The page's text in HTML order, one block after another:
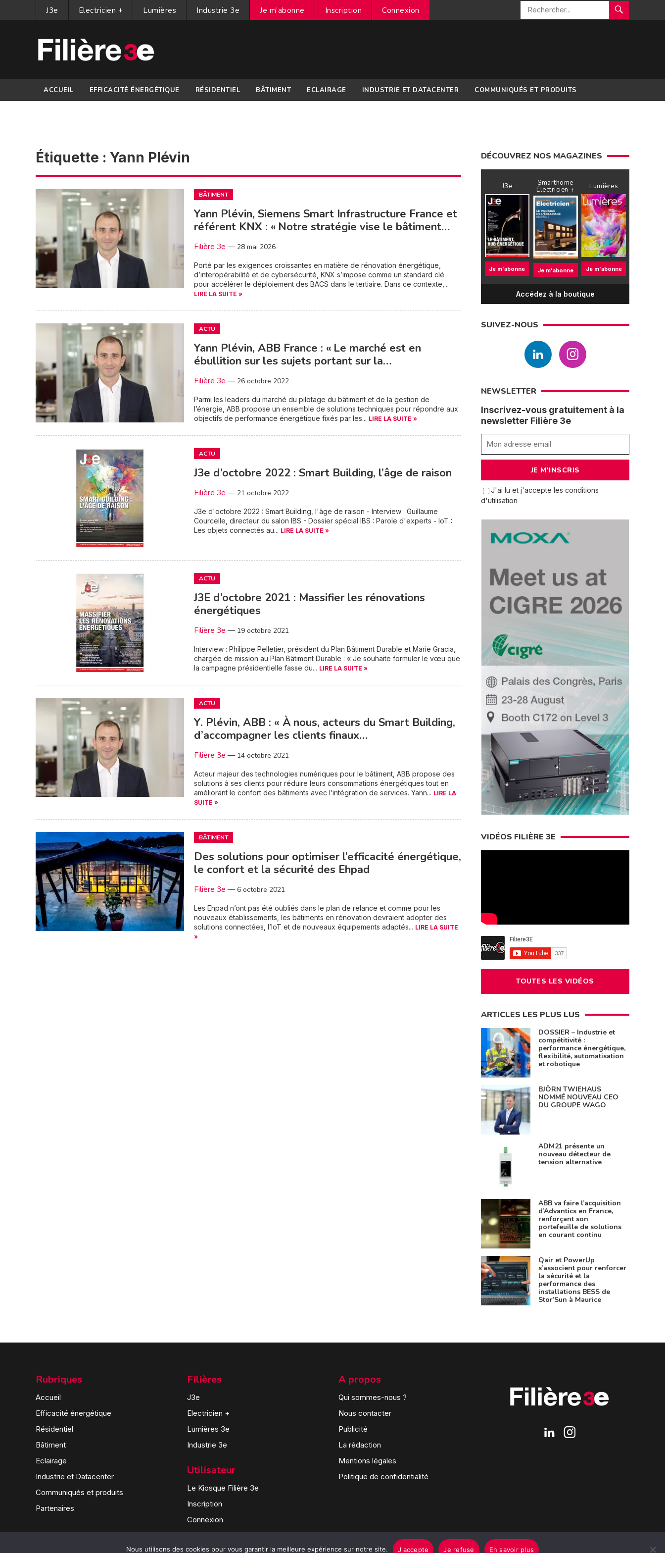
J3e Electricien + Lumières Industrie 3e Je m’abonne Inscription Connexion
ACCUEIL EFFICACITÉ ÉNERGÉTIQUE RÉSIDENTIEL BÂTIMENT ECLAIRAGE INDUSTRIE ET DATACENTER COMMUNIQUÉS ET PRODUITS
Étiquette : Yann Plévin
BÂTIMENT
Yann Plévin, Siemens Smart Infrastructure France et
référent KNX : « Notre stratégie vise le bâtiment…
Filière 3e — 28 mai 2026
Porté par les exigences croissantes en matière de rénovation énergétique,
d’interopérabilité et de cybersécurité, KNX s’impose comme un standard clé
pour accélérer le déploiement des BACS dans le tertiaire. Dans ce contexte,...
LIRE LA SUITE »
ACTU
Yann Plévin, ABB France : « Le marché est en
ébullition sur les sujets portant sur la…
Filière 3e — 26 octobre 2022
Parmi les leaders du marché du pilotage du bâtiment et de la gestion de
l’énergie, ABB propose un ensemble de solutions techniques pour répondre aux
objectifs de performance énergétique fixés par les... LIRE LA SUITE »
ACTU
J3e d’octobre 2022 : Smart Building, l’âge de raison
Filière 3e — 21 octobre 2022
J3e d'octobre 2022 : Smart Building, l'âge de raison - Interview : Guillaume
Courcelle, directeur du salon IBS - Dossier spécial IBS : Parole d'experts - IoT :
Les objets connectés au... LIRE LA SUITE »
ACTU
J3E d’octobre 2021 : Massifier les rénovations
énergétiques
Filière 3e — 19 octobre 2021
Interview : Philippe Pelletier, président du Plan Bâtiment Durable et Marie Gracia,
chargée de mission au Plan Bâtiment Durable : « Je souhaite formuler le vœu que
la campagne présidentielle fasse du... LIRE LA SUITE »
ACTU
Y. Plévin, ABB : « À nous, acteurs du Smart Building,
d’accompagner les clients finaux…
Filière 3e — 14 octobre 2021
Acteur majeur des technologies numériques pour le bâtiment, ABB propose des
solutions à ses clients pour réduire leurs consommations énergétiques tout en
améliorant le confort des bâtiments avec l’intégration de services. Yann... LIRE LA
SUITE »
BÂTIMENT
Des solutions pour optimiser l’efficacité énergétique,
le confort et la sécurité des Ehpad
Filière 3e —6 octobre 2021
Les Ehpad n’ont pas été oubliés dans le plan de relance et comme pour les
nouveaux établissements, les bâtiments en rénovation devraient adopter des
solutions connectées, l’IoT et de nouveaux équipements adaptés... LIRE LA SUITE
»
DÉCOUVREZ NOS MAGAZINES
J3e
Je m'abonne
Smarthome
Électricien +
Je m'abonne
Lumières
Je m'abonne
Accédez à la boutique
SUIVEZ-NOUS
NEWSLETTER
Inscrivez-vous gratuitement à la
newsletter Filière 3e
J'ai lu et j'accepte les conditions
d'utilisation
VIDÉOS FILIÈRE 3E
TOUTES LES VIDÉOS
ARTICLES LES PLUS LUS
DOSSIER – Industrie et
compétitivité :
performance énergétique,
flexibilité, automatisation
et robotique
BJÖRN TWIEHAUS
NOMMÉ NOUVEAU CEO
DU GROUPE WAGO
ADM21 présente un
nouveau détecteur de
tension alternative
ABB va faire l’acquisition
d’Advantics en France,
renforçant son
portefeuille de solutions
en courant continu
Qair et PowerUp
s’associent pour renforcer
la sécurité et la
performance des
installations BESS de
Stor’Sun à Maurice
Rubriques
Accueil
Efficacité énergétique
Résidentiel
Bâtiment
Eclairage
Industrie et Datacenter
Communiqués et produits
Partenaires
Filières
J3e
Electricien +
Lumières 3e
Industrie 3e
Utilisateur
Le Kiosque Filière 3e
Inscription
Connexion
A propos
Qui sommes-nous ?
Nous contacter
Publicité
La rédaction
Mentions légales
Politique de confidentialité
Nous utilisons des cookies pour vous garantir la meilleure expérience sur notre site. J'accepte Je refuse En savoir plus